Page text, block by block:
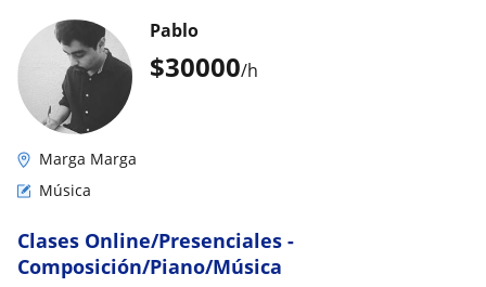
$30000/h
Pablo
Marga Marga
Música
Clases Online/Presenciales -
Composición/Piano/Música